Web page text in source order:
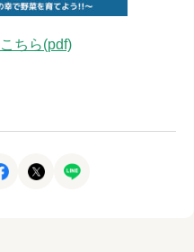
こちら(pdf)